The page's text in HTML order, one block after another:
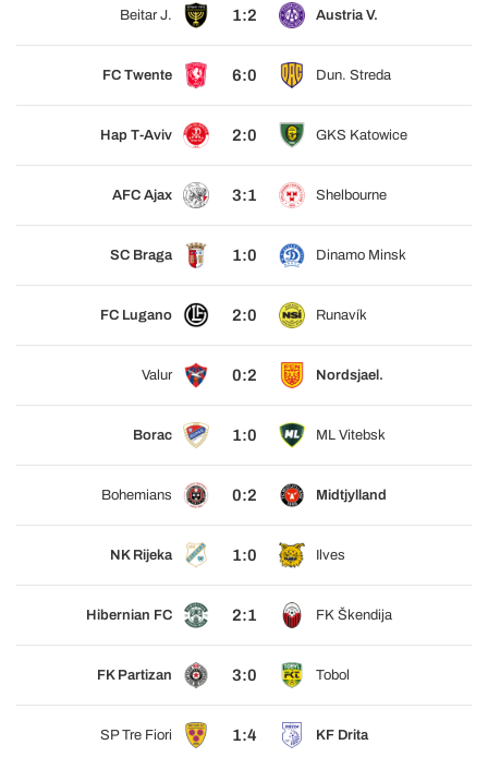
Beitar J. 1:2 Austria V.
FC Twente 6:0 Dun. Streda
Hap T-Aviv 2:0 GKS Katowice
AFC Ajax 3:1 Shelbourne
SC Braga 1:0 Dinamo Minsk
FC Lugano 2:0 Runavík
Valur 0:2 Nordsjael.
Borac 1:0 ML Vitebsk
Bohemians 0:2 Midtjylland
NK Rijeka 1:0 Ilves
Hibernian FC 2:1 FK Škendija
FK Partizan 3:0 Tobol
SP Tre Fiori 1:4 KF Drita